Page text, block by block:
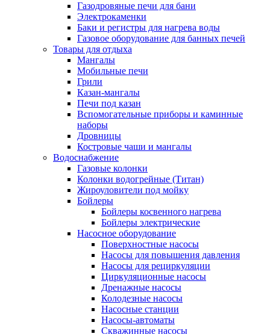
Газодровяные печи для бани
Электрокаменки
Баки и регистры для нагрева воды
Газовое оборудование для банных печей
Товары для отдыха
Мангалы
Мобильные печи
Грили
Казан-мангалы
Печи под казан
Вспомогательные приборы и каминные
наборы
Дровницы
Костровые чаши и мангалы
Водоснабжение
Газовые колонки
Колонки водогрейные (Титан)
Жироуловители под мойку
Бойлеры
Бойлеры косвенного нагрева
Бойлеры электрические
Насосное оборудование
Поверхностные насосы
Насосы для повышения давления
Насосы для рециркуляции
Циркуляционные насосы
Дренажные насосы
Колодезные насосы
Насосные станции
Насосы-автоматы
Скважинные насосы